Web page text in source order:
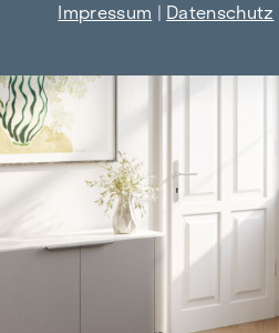
Impressum | Datenschutz